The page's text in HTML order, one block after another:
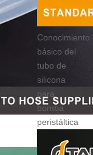
Conocimiento
básico del
tubo de
silicona
para
bomba
peristáltica